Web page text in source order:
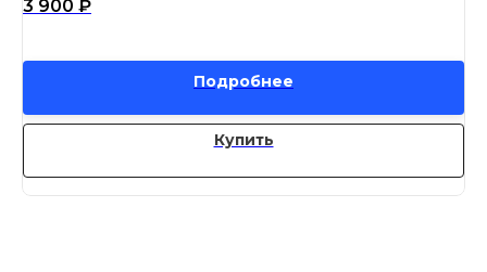
3 900 ₽
Подробнее
Купить